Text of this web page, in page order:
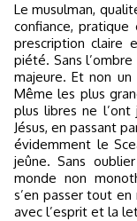
Le musulman,
confiance,
prescription claire
piété. Sans
majeure. Et non
Même les plus
plus libres ne l’ont
Jésus, en passant
évidemment le
jeûne. Sans
monde non
s’en passer tout
avec l’esprit et la